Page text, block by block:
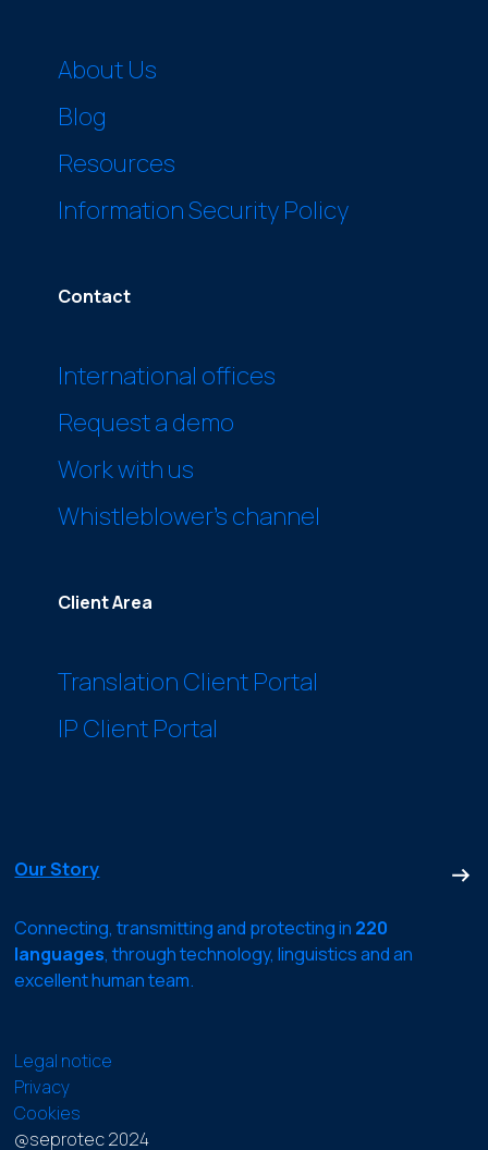
About Us
Blog
Resources
Information Security Policy
Contact
International offices
Request a demo
Work with us
Whistleblower’s channel
Client Area
Translation Client Portal
IP Client Portal
Our Story
Connecting, transmitting and protecting in 220
languages, through technology, linguistics and an
excellent human team.
Legal notice
Privacy
Cookies
@seprotec 2024